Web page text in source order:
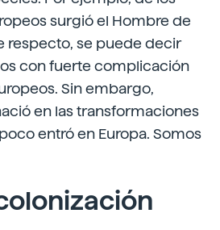
surgió el Hombre de
respecto, se puede decir
con fuerte complicación
Sin embargo,
en las transformaciones
entró en Europa. Somos